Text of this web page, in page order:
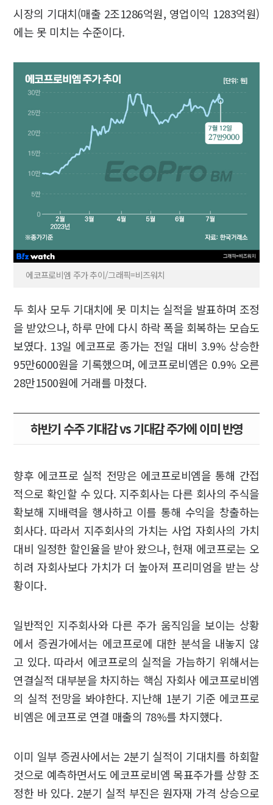
시장의 기대치(매출 2조1286억원, 영업이익 1283억원)
에는 못 미치는 수준이다.
에코프로비엠 주가 추이/그래픽=비즈워치
두 회사 모두 기대치에 못 미치는 실적을 발표하며 조정
을 받았으나, 하루 만에 다시 하락 폭을 회복하는 모습도
보였다. 13일 에코프로 종가는 전일 대비 3.9% 상승한
95만6000원을 기록했으며, 에코프로비엠은 0.9% 오른
28만1500원에 거래를 마쳤다.
하반기 수주 기대감 vs 기대감 주가에 이미 반영
향후 에코프로 실적 전망은 에코프로비엠을 통해 간접
적으로 확인할 수 있다. 지주회사는 다른 회사의 주식을
확보해 지배력을 행사하고 이를 통해 수익을 창출하는
회사다. 따라서 지주회사의 가치는 사업 자회사의 가치
대비 일정한 할인율을 받아 왔으나, 현재 에코프로는 오
히려 자회사보다 가치가 더 높아져 프리미엄을 받는 상
황이다.
일반적인 지주회사와 다른 주가 움직임을 보이는 상황
에서 증권가에서는 에코프로에 대한 분석을 내놓지 않
고 있다. 따라서 에코프로의 실적을 가늠하기 위해서는
연결실적 대부분을 차지하는 핵심 자회사 에코프로비엠
의 실적 전망을 봐야한다. 지난해 1분기 기준 에코프로
비엠은 에코프로 연결 매출의 78%를 차지했다.
이미 일부 증권사에서는 2분기 실적이 기대치를 하회할
것으로 예측하면서도 에코프로비엠 목표주가를 상향 조
정한 바 있다. 2분기 실적 부진은 원자재 가격 상승으로